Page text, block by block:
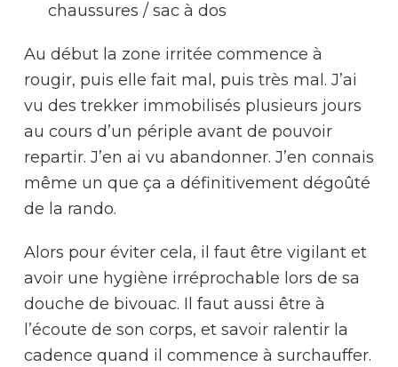
chaussures / sac à dos
Au début la zone irritée commence à
rougir, puis elle fait mal, puis très mal. J’ai
vu des trekker immobilisés plusieurs jours
au cours d’un périple avant de pouvoir
repartir. J’en ai vu abandonner. J’en connais
même un que ça a définitivement dégoûté
de la rando.
Alors pour éviter cela, il faut être vigilant et
avoir une hygiène irréprochable lors de sa
douche de bivouac. Il faut aussi être à
l’écoute de son corps, et savoir ralentir la
cadence quand il commence à surchauffer.